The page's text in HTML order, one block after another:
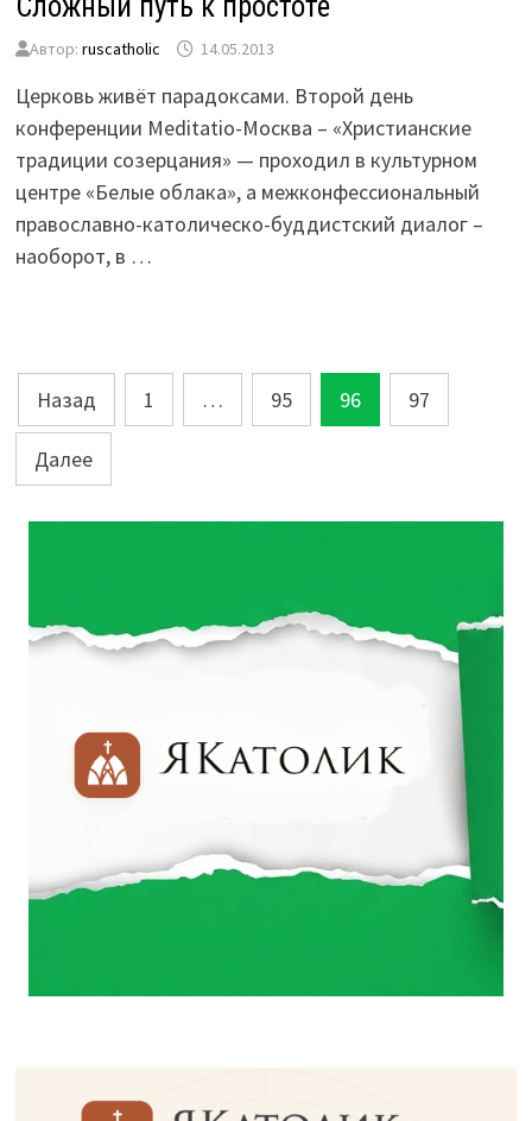
Автор:ruscatholic 14.05.2013
Церковь живёт парадоксами. Второй день
конференции Meditatio-Москва – «Христианские
традиции созерцания» — проходил в культурном
центре «Белые облака», а межконфессиональный
православно-католическо-буддистский диалог –
наоборот, в …
Пагинация
записей
Назад 1 … 95 96 97
Далее